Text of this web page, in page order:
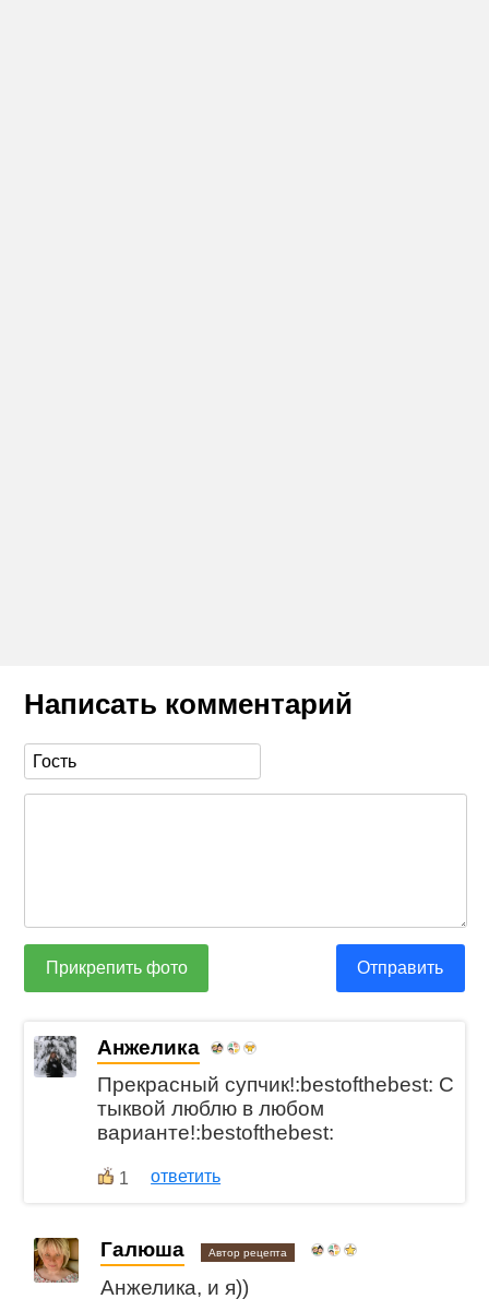
Написать комментарий
Прикрепить фото Отправить
Анжелика
Прекрасный супчик!:bestofthebest: С
тыквой люблю в любом
варианте!:bestofthebest:
1 ответить
Галюша Автор рецепта
Анжелика, и я))